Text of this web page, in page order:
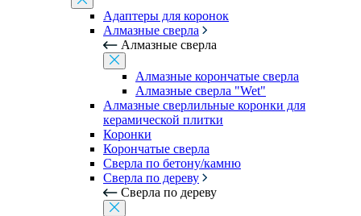
Адаптеры для коронок
Алмазные сверла
Алмазные сверла
Алмазные корончатые сверла
Алмазные сверла "Wet"
Алмазные сверлильные коронки для
керамической плитки
Коронки
Корончатые сверла
Сверла по бетону/камню
Сверла по дереву
Сверла по дереву